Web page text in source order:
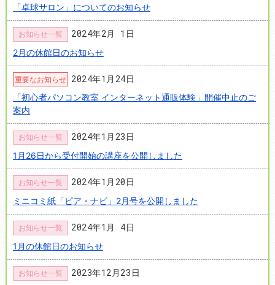
「卓球サロン」についてのお知らせ
お知らせ一覧 2024年2月 1日
2月の休館日のお知らせ
重要なお知らせ 2024年1月24日
「初心者パソコン教室 インターネット通販体験」開催中止のご
案内
お知らせ一覧 2024年1月23日
1月26日から受付開始の講座を公開しました
お知らせ一覧 2024年1月20日
ミニコミ紙「ピア・ナビ」2月号を公開しました
お知らせ一覧 2024年1月 4日
1月の休館日のお知らせ
お知らせ一覧 2023年12月23日